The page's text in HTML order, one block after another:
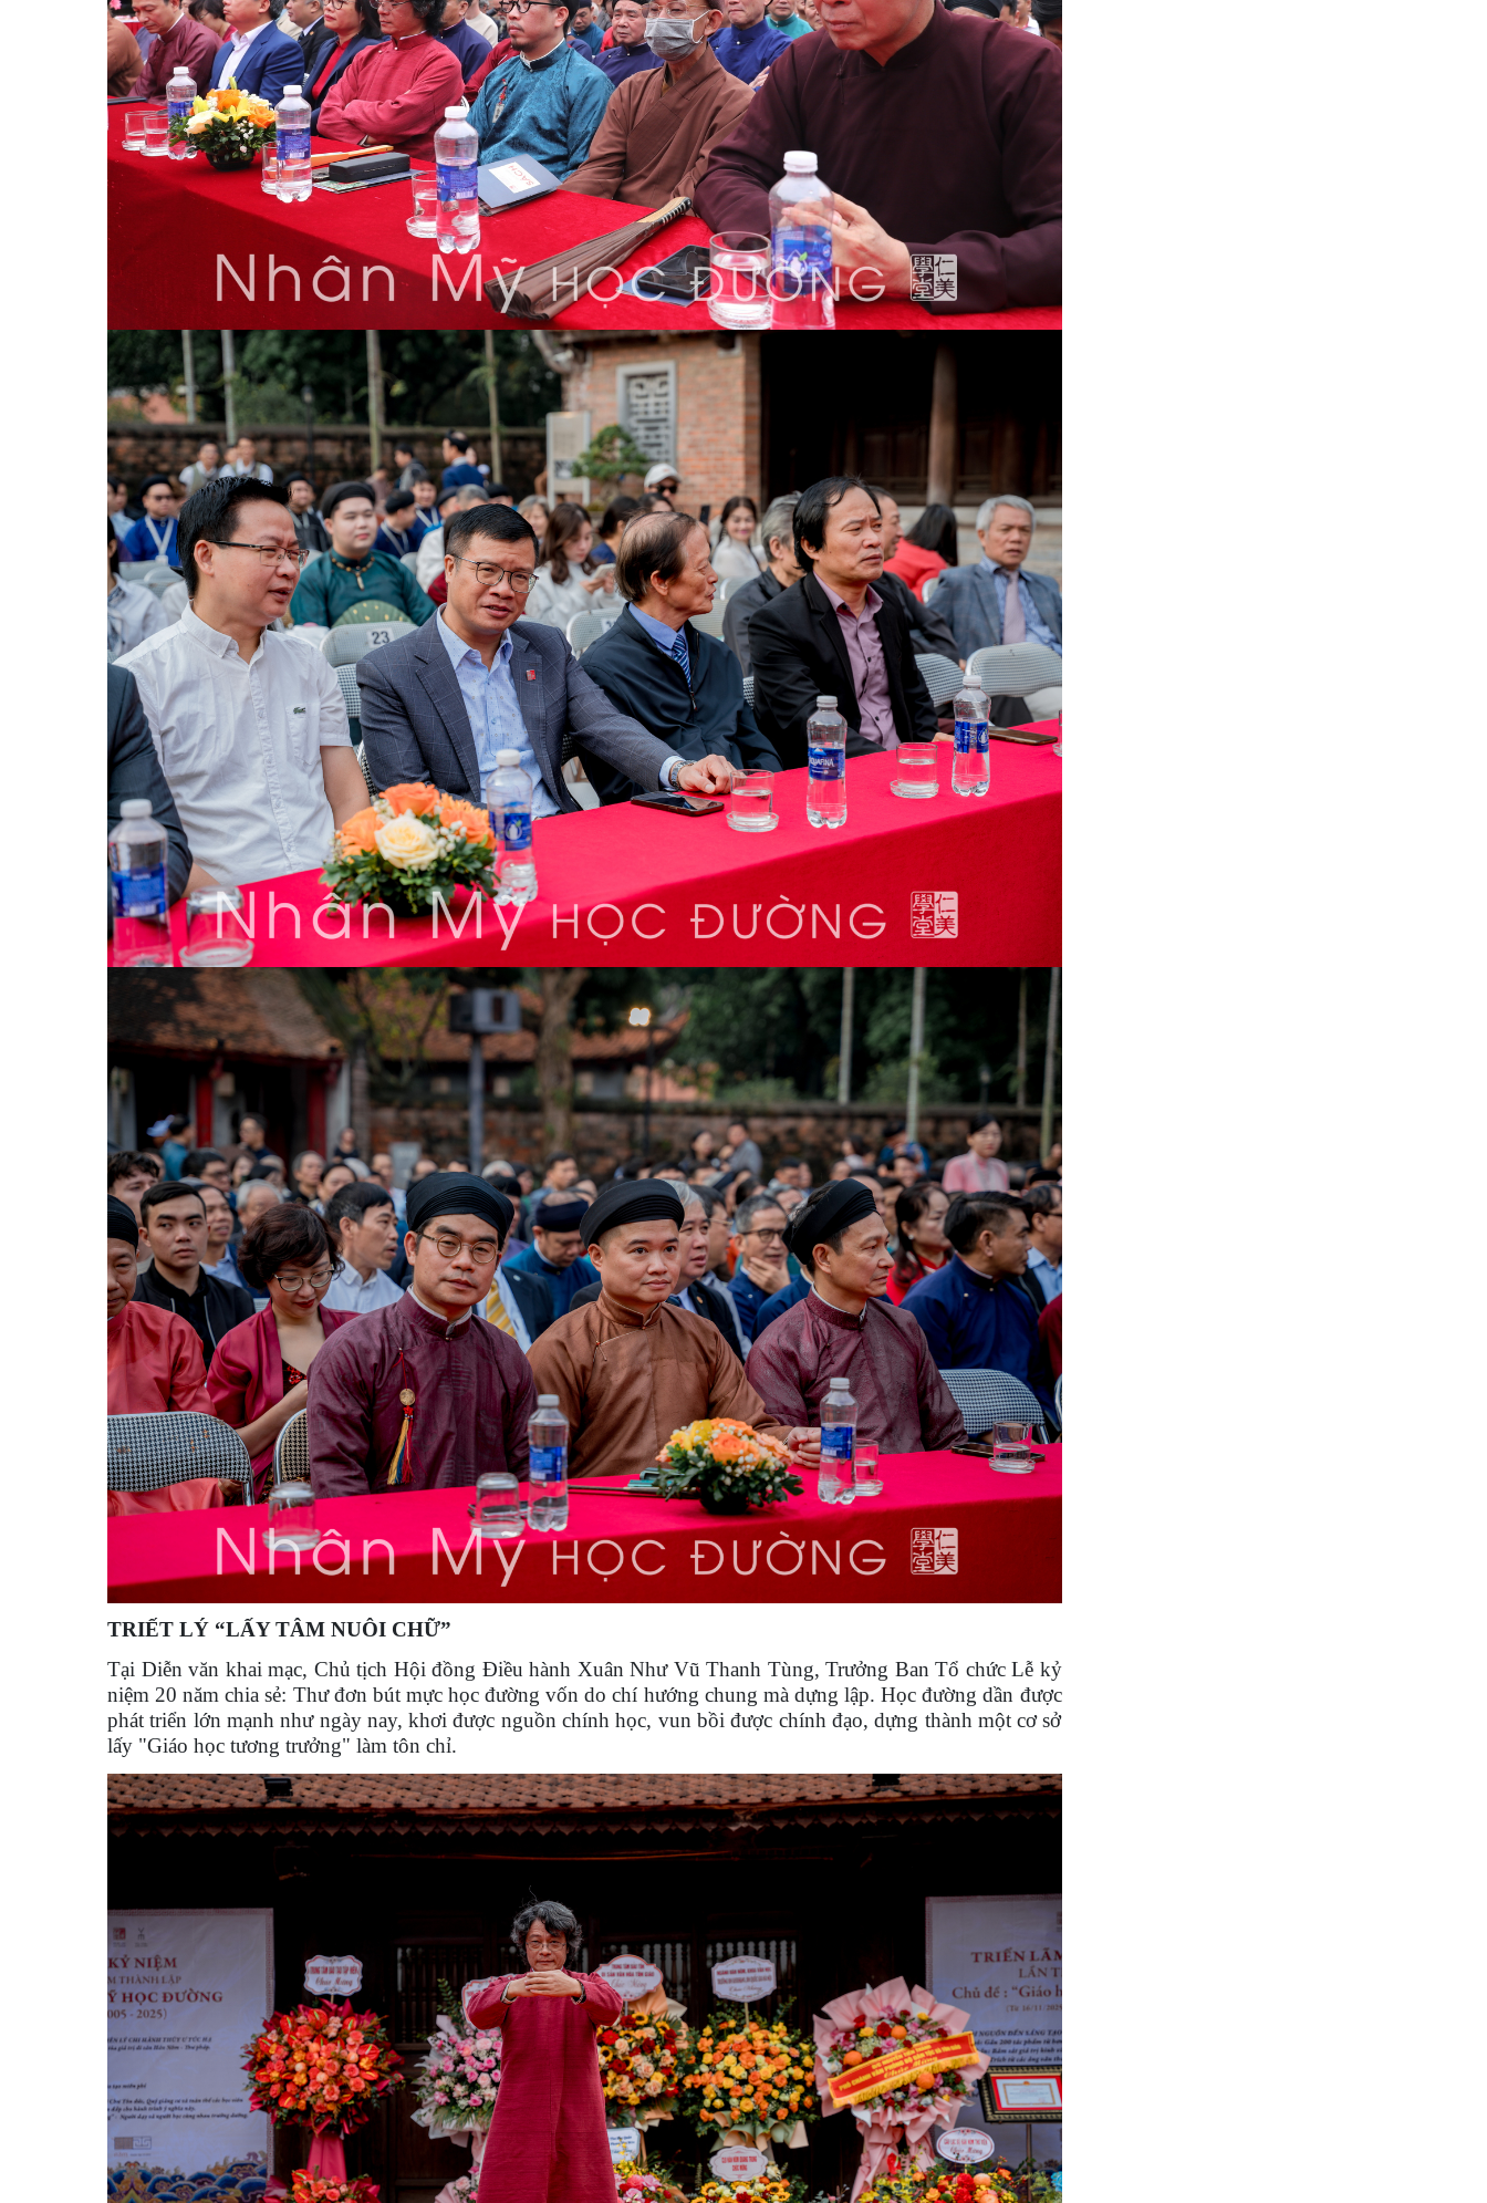
TRIẾT LÝ “LẤY TÂM NUÔI CHỮ”
Tại Diễn văn khai mạc, Chủ tịch Hội đồng Điều hành Xuân Như Vũ Thanh Tùng, Trưởng Ban Tổ chức Lễ kỷ
niệm 20 năm chia sẻ: Thư đơn bút mực học đường vốn do chí hướng chung mà dựng lập. Học đường dần được
phát triển lớn mạnh như ngày nay, khơi được nguồn chính học, vun bồi được chính đạo, dựng thành một cơ sở
lấy "Giáo học tương trưởng" làm tôn chỉ.